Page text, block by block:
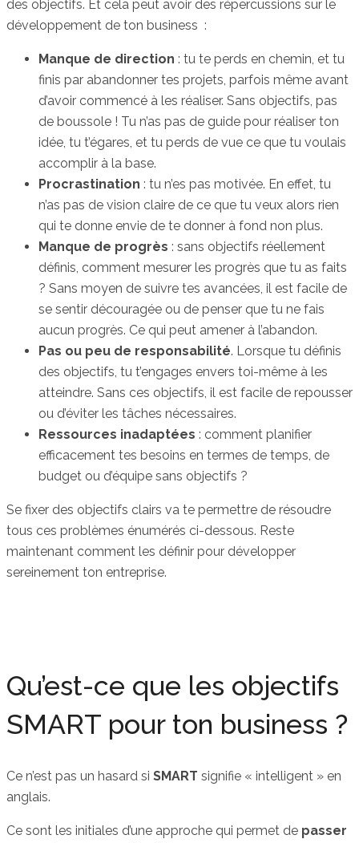
des objectifs. Et cela peut avoir des répercussions sur le
développement de ton business :
Manque de direction : tu te perds en chemin, et tu
finis par abandonner tes projets, parfois même avant
d’avoir commencé à les réaliser. Sans objectifs, pas
de boussole ! Tu n’as pas de guide pour réaliser ton
idée, tu t’égares, et tu perds de vue ce que tu voulais
accomplir à la base.
Procrastination : tu n’es pas motivée. En effet, tu
n’as pas de vision claire de ce que tu veux alors rien
qui te donne envie de te donner à fond non plus.
Manque de progrès : sans objectifs réellement
définis, comment mesurer les progrès que tu as faits
? Sans moyen de suivre tes avancées, il est facile de
se sentir découragée ou de penser que tu ne fais
aucun progrès. Ce qui peut amener à l’abandon.
Pas ou peu de responsabilité. Lorsque tu définis
des objectifs, tu t’engages envers toi-même à les
atteindre. Sans ces objectifs, il est facile de repousser
ou d’éviter les tâches nécessaires.
Ressources inadaptées : comment planifier
efficacement tes besoins en termes de temps, de
budget ou d’équipe sans objectifs ?
Se fixer des objectifs clairs va te permettre de résoudre
tous ces problèmes énumérés ci-dessous. Reste
maintenant comment les définir pour développer
sereinement ton entreprise.
Qu’est-ce que les objectifs
SMART pour ton business ?
Ce n’est pas un hasard si SMART signifie « intelligent » en
anglais.
Ce sont les initiales d’une approche qui permet de passer